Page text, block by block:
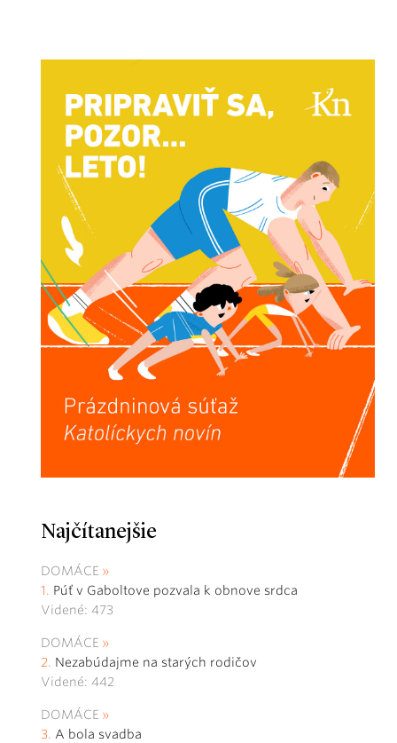
Najčítanejšie
DOMÁCE
Púť v Gaboltove pozvala k obnove srdca
Videné: 473
DOMÁCE
Nezabúdajme na starých rodičov
Videné: 442
DOMÁCE
A bola svadba